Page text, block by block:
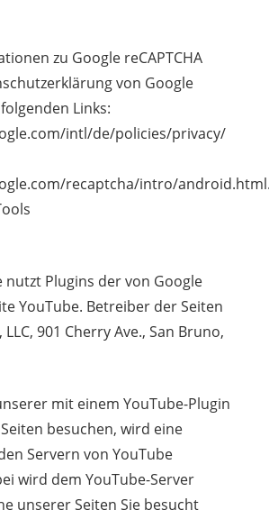
zu Google reCAPTCHA
von Google
Links:
intl/de/policies/privacy/
recaptcha/intro/
nutzt Plugins der von Google
YouTube. Betreiber der Seiten
901 Cherry Ave., San Bruno,
mit einem YouTube-Plugin
besuchen, wird eine
Servern von YouTube
wird dem YouTube-Server
unserer Seiten Sie besucht